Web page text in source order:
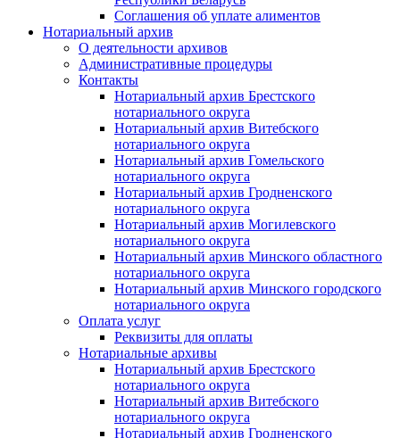
Соглашения об уплате алиментов
Нотариальный архив
О деятельности архивов
Административные процедуры
Контакты
Нотариальный архив Брестского
нотариального округа
Нотариальный архив Витебского
нотариального округа
Нотариальный архив Гомельского
нотариального округа
Нотариальный архив Гродненского
нотариального округа
Нотариальный архив Могилевского
нотариального округа
Нотариальный архив Минского областного
нотариального округа
Нотариальный архив Минского городского
нотариального округа
Оплата услуг
Реквизиты для оплаты
Нотариальные архивы
Нотариальный архив Брестского
нотариального округа
Нотариальный архив Витебского
нотариального округа
Нотариальный архив Гродненского